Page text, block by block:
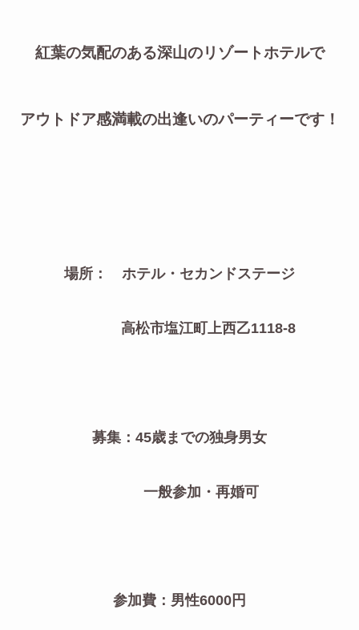
紅葉の気配のある深山のリゾートホテルで
アウトドア感満載の出逢いのパーティーです！
場所： ホテル・セカンドステージ
高松市塩江町上西乙1118-8
募集：45歳までの独身男女
一般参加・再婚可
参加費：男性6000円